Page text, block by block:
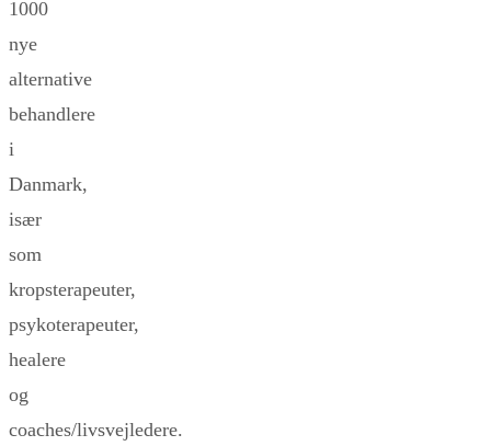
1000
nye
alternative
behandlere
i
Danmark,
især
som
kropsterapeuter,
psykoterapeuter,
healere
og
coaches/livsvejledere.